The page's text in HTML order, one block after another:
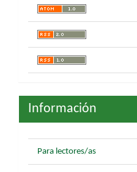
Información
Para lectores/as